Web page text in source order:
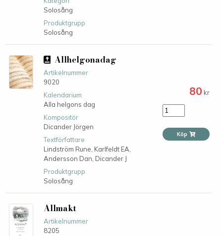
Solosång
Produktgrupp
Solosång
Allhelgonadag
Artikelnummer
9020
Kalendarium
Alla helgons dag
Kompositör
Dicander Jörgen
Textförfattare
Lindström Rune, Karlfeldt EA,
Andersson Dan, Dicander J
Produktgrupp
Solosång
80 kr
Köp
Allmakt
Artikelnummer
8205